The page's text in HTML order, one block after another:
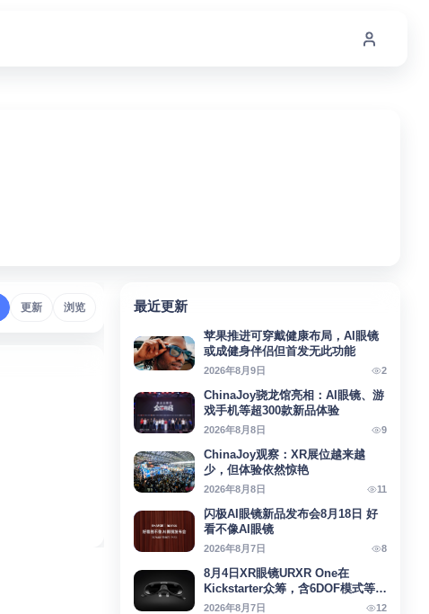
# 移远通信 # AI # VisionPro
更新 浏览 最近更新
苹果推进可穿戴健康布局，AI眼镜
或成健身伴侣但首发无此功能
2026年8月9日 2
ChinaJoy骁龙馆亮相：AI眼镜、游
戏手机等超300款新品体验
2026年8月8日 9
ChinaJoy观察：XR展位越来越
少，但体验依然惊艳
2026年8月8日 11
闪极AI眼镜新品发布会8月18日 好
看不像AI眼镜
2026年8月7日 8
8月4日XR眼镜URXR One在
Kickstarter众筹，含6DOF模式等亮
点
2026年8月7日 12